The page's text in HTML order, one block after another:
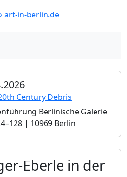
Century Debris
Berlinische Galerie
| 10969 Berlin
Eberle in der